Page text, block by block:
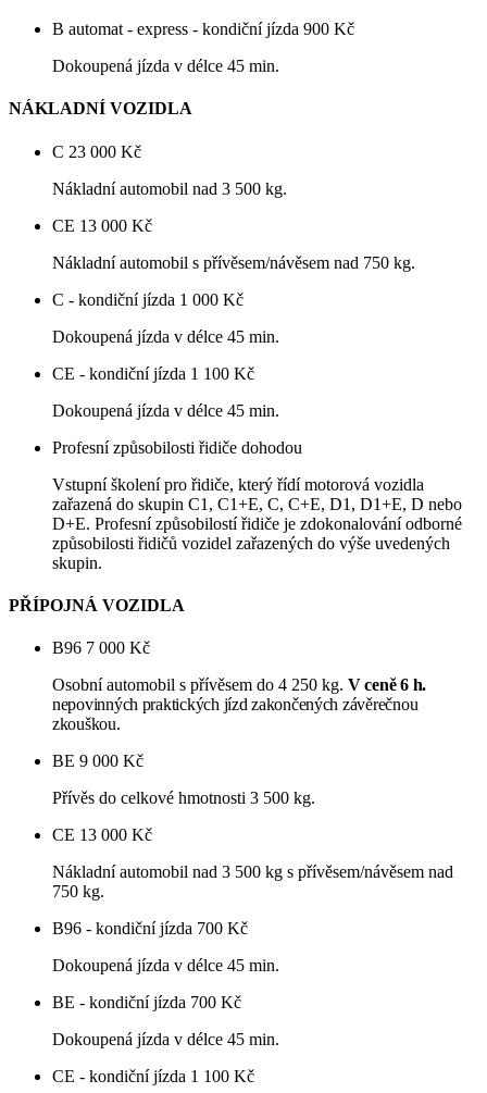
B automat - express - kondiční jízda 900 Kč
Dokoupená jízda v délce 45 min.
NÁKLADNÍ VOZIDLA
C 23 000 Kč
Nákladní automobil nad 3 500 kg.
CE 13 000 Kč
Nákladní automobil s přívěsem/návěsem nad 750 kg.
C - kondiční jízda 1 000 Kč
Dokoupená jízda v délce 45 min.
CE - kondiční jízda 1 100 Kč
Dokoupená jízda v délce 45 min.
Profesní způsobilosti řidiče dohodou
Vstupní školení pro řidiče, který řídí motorová vozidla
zařazená do skupin C1, C1+E, C, C+E, D1, D1+E, D nebo
D+E. Profesní způsobilostí řidiče je zdokonalování odborné
způsobilosti řidičů vozidel zařazených do výše uvedených
skupin.
PŘÍPOJNÁ VOZIDLA
B96 7 000 Kč
Osobní automobil s přívěsem do 4 250 kg. V ceně 6 h.
nepovinných praktických jízd zakončených závěrečnou
zkouškou.
BE 9 000 Kč
Přívěs do celkové hmotnosti 3 500 kg.
CE 13 000 Kč
Nákladní automobil nad 3 500 kg s přívěsem/návěsem nad
750 kg.
B96 - kondiční jízda 700 Kč
Dokoupená jízda v délce 45 min.
BE - kondiční jízda 700 Kč
Dokoupená jízda v délce 45 min.
CE - kondiční jízda 1 100 Kč